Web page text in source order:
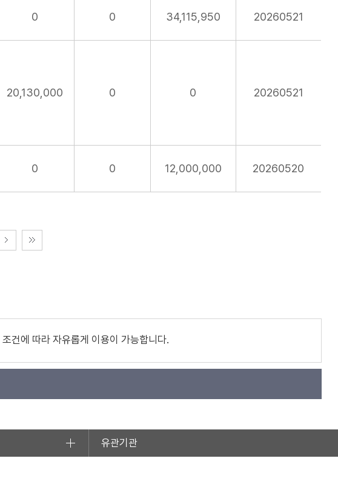
0 0 34,115,950 20260521
20,130,000 0 0 20260521
0 0 12,000,000 20260520
조건에 따라 자유롭게 이용이 가능합니다.
유관기관